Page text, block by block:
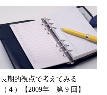
長期的視点で考えてみる
（４）【2009年 第 9 回】